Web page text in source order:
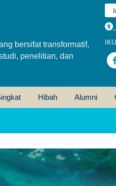
bersifat transformatif,
penelitian, dan
Hibah Alumni